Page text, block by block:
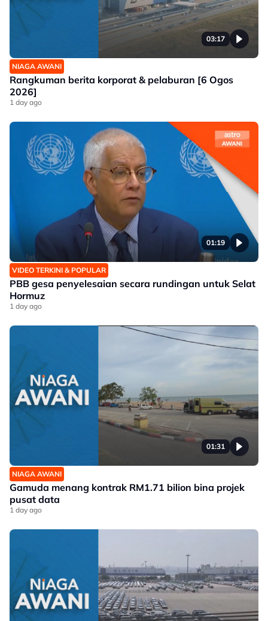
03:17
NIAGA AWANI
Rangkuman berita korporat & pelaburan [6 Ogos
2026]
1 day ago
01:19
VIDEO TERKINI & POPULAR
PBB gesa penyelesaian secara rundingan untuk Selat
Hormuz
1 day ago
01:31
NIAGA AWANI
Gamuda menang kontrak RM1.71 bilion bina projek
pusat data
1 day ago